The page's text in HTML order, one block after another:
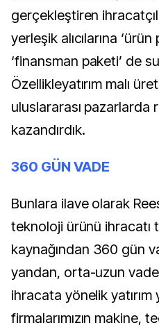
gerçekleştiren
yerleşik alıcılarına ‘ürün
‘finansman paketi’ de
Özellikleyatırım malı
uluslararası pazarlarda
kazandırdık.
360 GÜN VADE
Bunlara ilave olarak
teknoloji ürünü ihracatı
kaynağından 360 gün
yandan, orta-uzun
ihracata yönelik
firmalarımızın makine,